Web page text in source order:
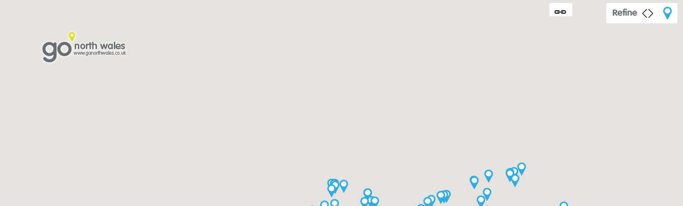
Refine